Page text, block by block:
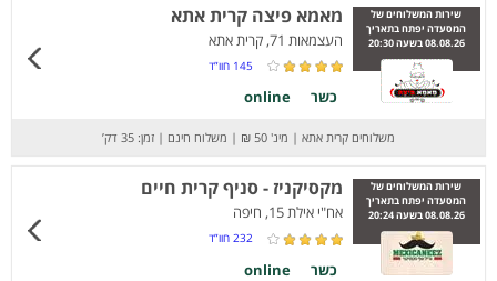
שירות המשלוחים של
המסעדה יפתח בתאריך
08.08.26 בשעה 20:30
מאמא פיצה קרית אתא
העצמאות 71, קרית אתא
145 חוו”ד
כשר online
משלוחים קרית אתא | מינ' 50 ₪ | משלוח חינם | זמן: 35 דק’
שירות המשלוחים של
המסעדה יפתח בתאריך
08.08.26 בשעה 20:24
מקסיקניז - סניף קרית חיים
אח"י אילת 15, חיפה
232 חוו”ד
כשר online